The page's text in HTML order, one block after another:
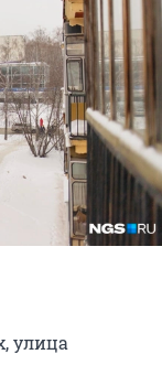
улица